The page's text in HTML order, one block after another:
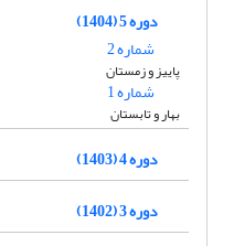
دوره 5 (1404)
شماره 2
پاییز و زمستان
شماره 1
بهار و تابستان
دوره 4 (1403)
دوره 3 (1402)